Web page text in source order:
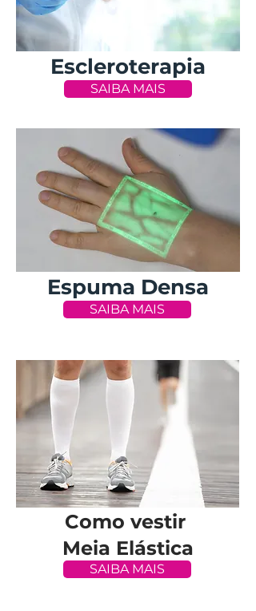
Escleroterapia
SAIBA MAIS
Espuma Densa
SAIBA MAIS
Como vestir
Meia Elástica
SAIBA MAIS